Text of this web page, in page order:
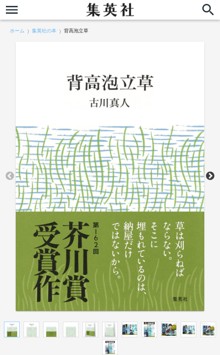
ホーム 集英社の本 背高泡立草